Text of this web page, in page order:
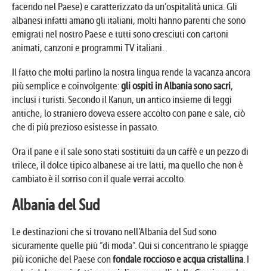
facendo nel Paese) e caratterizzato da un’ospitalità unica. Gli
albanesi infatti amano gli italiani, molti hanno parenti che sono
emigrati nel nostro Paese e tutti sono cresciuti con cartoni
animati, canzoni e programmi TV italiani.
Il fatto che molti parlino la nostra lingua rende la vacanza ancora
più semplice e coinvolgente:gli ospiti in Albania sono sacri,
inclusi i turisti. Secondo il Kanun, un antico insieme di leggi
antiche, lo straniero doveva essere accolto con pane e sale, ciò
che di più prezioso esistesse in passato.
Ora il pane e il sale sono stati sostituiti da un caffè e un pezzo di
trilece, il dolce tipico albanese ai tre latti, ma quello che non è
cambiato è il sorriso con il quale verrai accolto.
Albania del Sud
Le destinazioni che si trovano nell’Albania del Sud sono
sicuramente quelle più “di moda”. Qui si concentrano le spiagge
più iconiche del Paese confondale roccioso e acqua cristallina. I